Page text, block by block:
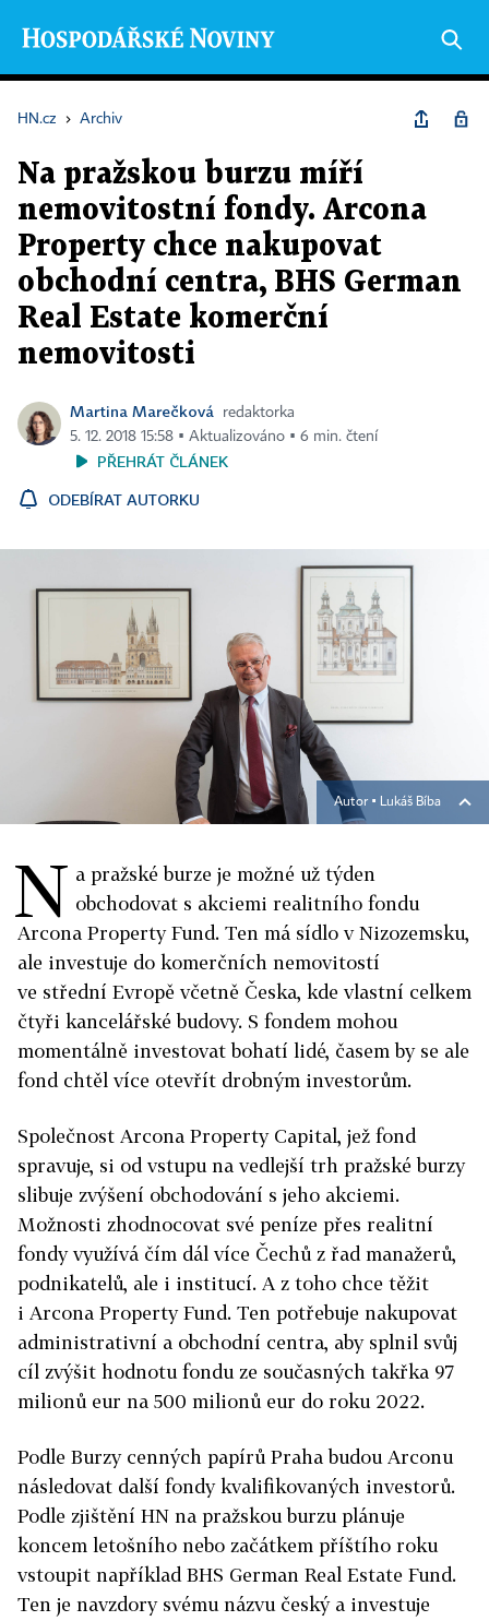
HN.cz › Archiv
Na pražskou burzu míří
nemovitostní fondy. Arcona
Property chce nakupovat
obchodní centra, BHS German
Real Estate komerční
nemovitosti
Martina Marečková
redaktorka
5. 12. 2018 15:58 ▪ Aktualizováno ▪ 6 min. čtení
PŘEHRÁT ČLÁNEK
ODEBÍRAT AUTORKU
Autor ▪ Lukáš Bíba
N a pražské burze je možné už týden
obchodovat s akciemi realitního fondu
Arcona Property Fund. Ten má sídlo v Nizozemsku,
ale investuje do komerčních nemovitostí
ve střední Evropě včetně Česka, kde vlastní celkem
čtyři kancelářské budovy. S fondem mohou
momentálně investovat bohatí lidé, časem by se ale
fond chtěl více otevřít drobným investorům.
Společnost Arcona Property Capital, jež fond
spravuje, si od vstupu na vedlejší trh pražské burzy
slibuje zvýšení obchodování s jeho akciemi.
Možnosti zhodnocovat své peníze přes realitní
fondy využívá čím dál více Čechů z řad manažerů,
podnikatelů, ale i institucí. A z toho chce těžit
i Arcona Property Fund. Ten potřebuje nakupovat
administrativní a obchodní centra, aby splnil svůj
cíl zvýšit hodnotu fondu ze současných takřka 97
milionů eur na 500 milionů eur do roku 2022.
Podle Burzy cenných papírů Praha budou Arconu
následovat další fondy kvalifikovaných investorů.
Podle zjištění HN na pražskou burzu plánuje
koncem letošního nebo začátkem příštího roku
vstoupit například BHS German Real Estate Fund.
Ten je navzdory svému názvu český a investuje